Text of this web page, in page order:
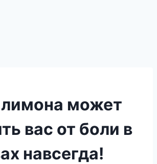
может
вас от боли в
навсегда!